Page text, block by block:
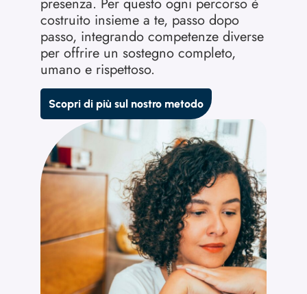
costruito insieme a te, passo dopo
passo, integrando competenze diverse
per offrire un sostegno completo,
umano e rispettoso.
Scopri di più sul nostro metodo